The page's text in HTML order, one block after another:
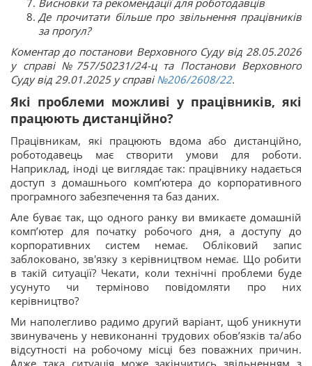
Висновки та рекомендації для роботодавців
Де прочитати більше про звільнення працівників
за прогул?
Коментар до постанови Верховного Суду від 28.05.2026
у справі №757/50231/24-ц та Постанови Верховного
Суду від 29.01.2025 у справі№206/2608/22.
Які проблеми можливі у працівників, які
працюють дистанційно?
Працівникам, які працюють вдома або дистанційно,
роботодавець має створити умови для роботи.
Наприклад, іноді це виглядає так: працівнику надається
доступ з домашнього комп’ютера до корпоративного
програмного забезпечення та баз даних.
Але буває так, що одного ранку ви вмикаєте домашній
комп’ютер для початку робочого дня, а доступу до
корпоративних систем немає. Обліковий запис
заблоковано, зв'язку з керівництвом немає. Що робити
в такій ситуації? Чекати, коли технічні проблеми буде
усунуто чи терміново повідомляти про них
керівництво?
Ми наполегливо радимо другий варіант, щоб уникнути
звинувачень у невиконанні трудових обов’язків та/або
відсутності на робочому місці без поважних причин.
Адже така ситуація може закінчитись звільненням з